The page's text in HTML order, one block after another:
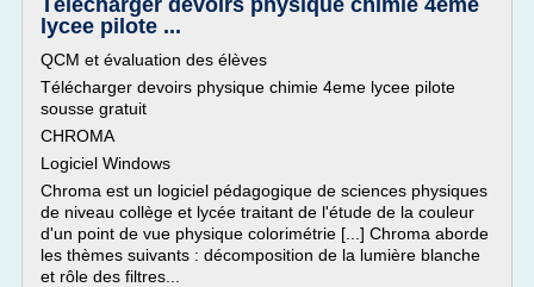
Télécharger devoirs physique chimie 4eme
lycee pilote ...
QCM et évaluation des élèves
Télécharger devoirs physique chimie 4eme lycee pilote
sousse gratuit
CHROMA
Logiciel Windows
Chroma est un logiciel pédagogique de sciences physiques
de niveau collège et lycée traitant de l'étude de la couleur
d'un point de vue physique colorimétrie [...] Chroma aborde
les thèmes suivants : décomposition de la lumière blanche
et rôle des filtres...